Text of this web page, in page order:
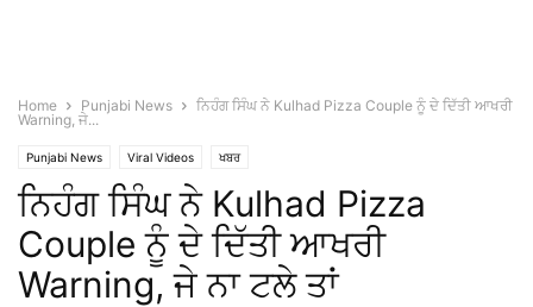
Home Punjabi News
ਨਿਹੰਗ ਸਿੰਘ ਨੇ Kulhad Pizza Couple ਨੂੰ ਦੇ ਦਿੱਤੀ ਆਖਰੀ
Warning, ਜੇ...
Punjabi News Viral Videos ਖਬਰ
ਨਿਹੰਗ ਸਿੰਘ ਨੇ Kulhad Pizza
Couple ਨੂੰ ਦੇ ਦਿੱਤੀ ਆਖਰੀ
Warning, ਜੇ ਨਾ ਟਲੇ ਤਾਂ